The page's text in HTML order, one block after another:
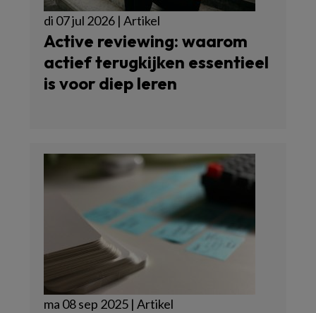
di 07 jul 2026 | Artikel
Active reviewing: waarom
actief terugkijken essentieel
is voor diep leren
ma 08 sep 2025 | Artikel